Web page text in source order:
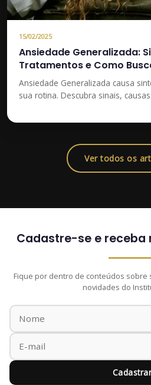
15/02/2025
Ansiedade Generalizada:
Tratamentos e Como
Ansiedade Generalizada causa
sua rotina. Descubra sinais,
Ver todos os
Cadastre-se e receba
Fique por dentro de conteúdos sobre
novidades do